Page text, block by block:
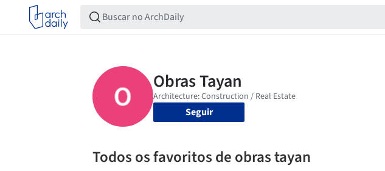
Seguir
Todos os favoritos de obras tayan